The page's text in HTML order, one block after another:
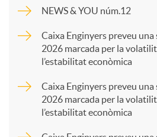
p
NEWS & YOU núm.12
Caixa Enginyers preveu
2026 marcada per la
l’estabilitat econòmica
Caixa Enginyers preveu
2026 marcada per la
l’estabilitat econòmica